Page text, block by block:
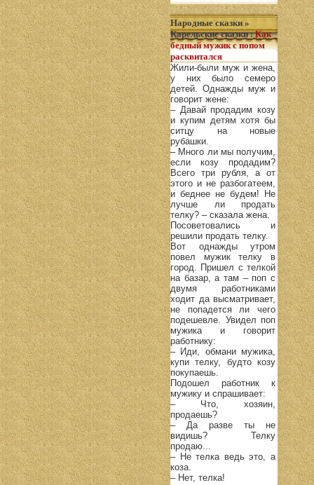
Народные сказки »
Карельские сказки:Как
бедный мужик с попом
расквитался
Жили-были муж и жена,
у них было семеро
детей. Однажды муж и
говорит жене:
– Давай продадим козу
и купим детям хотя бы
ситцу на новые
рубашки.
– Много ли мы получим,
если козу продадим?
Всего три рубля, а от
этого и не разбогатеем,
и беднее не будем! Не
лучше ли продать
телку? – сказала жена.
Посоветовались и
решили продать телку.
Вот однажды утром
повел мужик телку в
город. Пришел с телкой
на базар, а там – поп с
двумя работниками
ходит да высматривает,
не попадется ли чего
подешевле. Увидел поп
мужика и говорит
работнику:
– Иди, обмани мужика,
купи телку, будто козу
покупаешь.
Подошел работник к
мужику и спрашивает:
– Что, хозяин,
продаешь?
– Да разве ты не
видишь? Телку
продаю...
– Не телка ведь это, а
коза.
– Нет, телка!